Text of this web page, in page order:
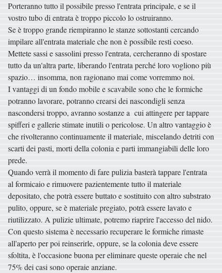
Porteranno tutto il possibile presso l'entrata principale, e se il
vostro tubo di entrata è troppo piccolo lo ostruiranno.
Se è troppo grande riempiranno le stanze sottostanti cercando
impilare all'entrata materiale che non è possibile resti coeso.
Mettete sassi e sassolini presso l'entrata, cercheranno di spostare
tutto da un'altra parte, liberando l'entrata perché loro vogliono più
spazio… insomma, non ragionano mai come vorremmo noi.
I vantaggi di un fondo mobile e scavabile sono che le formiche
potranno lavorare, potranno crearsi dei nascondigli senza
nascondersi troppo, avranno sostanze a cui attingere per tappare
spifferi e gallerie stimate inutili o pericolose. Un altro vantaggio è
che rivolteranno continuamente il materiale, miscelando detriti con
scarti dei pasti, morti della colonia e parti immangiabili delle loro
prede.
Quando verrà il momento di fare pulizia basterà tappare l'entrata
al formicaio e rimuovere pazientemente tutto il materiale
depositato, che potrà essere buttato e sostituito con altro substrato
pulito, oppure, se è materiale pregiato, potrà essere lavato e
riutilizzato. A pulizie ultimate, potremo riaprire l'accesso del nido.
Con questo sistema è necessario recuperare le formiche rimaste
all'aperto per poi reinserirle, oppure, se la colonia deve essere
sfoltita, è l'occasione buona per eliminare queste operaie che nel
75% dei casi sono operaie anziane.